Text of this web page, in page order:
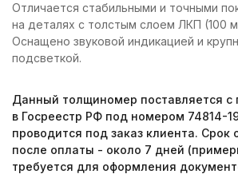
Отличается стабильными и точными
на деталях с толстым слоем ЛКП (100
Оснащено звуковой индикацией и
подсветкой.
Данный толщиномер поставляется с
в Госреестр РФ под номером 74814-
проводится под заказ клиента. Срок
после оплаты - около 7 дней
требуется для оформления